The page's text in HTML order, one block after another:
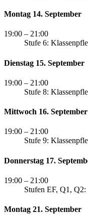
Montag 14. September
19:00 – 21:00
Stufe 6:
Dienstag 15. September
19:00 – 21:00
Stufe 8:
Mittwoch 16. September
19:00 – 21:00
Stufe 9:
Donnerstag 17.
19:00 – 21:00
Stufen EF, Q1,
Montag 21. September